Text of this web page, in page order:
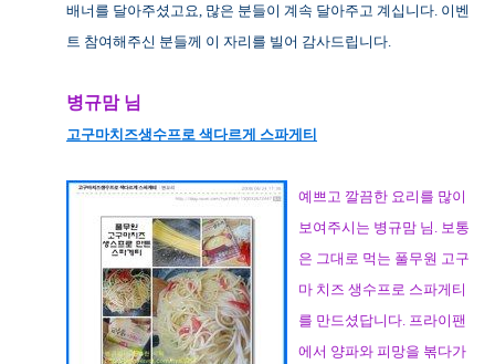
배너를 달아주셨고요, 많은 분들이 계속 달아주고 계십니다. 이벤
트 참여해주신 분들께 이 자리를 빌어 감사드립니다.
병규맘 님
고구마치즈생수프로 색다르게 스파게티
예쁘고 깔끔한 요리를 많이
보여주시는 병규맘 님. 보통
은 그대로 먹는 풀무원 고구
마 치즈 생수프로 스파게티
를 만드셨답니다. 프라이팬
에서 양파와 피망을 볶다가